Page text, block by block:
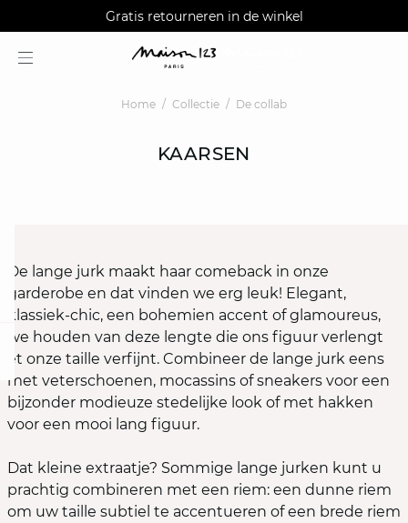
Alma: 3X betalen zonder kosten
AGUA : Ontdek onze nieuwe collectie
Gratis retourneren in de winkel
Home Collectie De collab
KAARSEN
De lange jurk maakt haar comeback in onze
garderobe en dat vinden we erg leuk! Elegant,
klassiek-chic, een bohemien accent of glamoureus,
we houden van deze lengte die ons figuur verlengt
et onze taille verfijnt. Combineer de lange jurk eens
met veterschoenen, mocassins of sneakers voor een
bijzonder modieuze stedelijke look of met hakken
voor een mooi lang figuur.
Dat kleine extraatje? Sommige lange jurken kunt u
prachtig combineren met een riem: een dunne riem
om uw taille subtiel te accentueren of een brede riem